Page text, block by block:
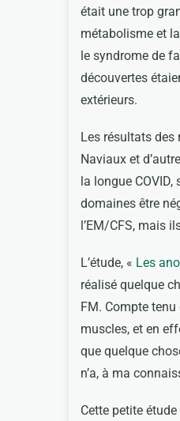
était une trop
métabolisme et
le syndrome de
découvertes
extérieurs.
Les résultats des
Naviaux et
la longue
domaines être
l’EM/CFS, mais
L’étude, « Les
réalisé quelque
FM. Compte
muscles, et en
que quelque
n’a, à ma
Cette petite